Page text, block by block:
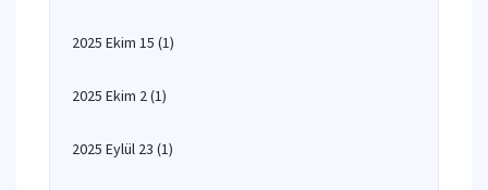
2025 Ekim 15 (1)
2025 Ekim 2(1)
2025 Eylül 23 (1)